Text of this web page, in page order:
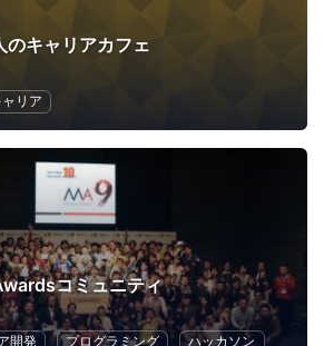
のキャリアカフェ
ャリア
コミュニティ
開発 プログラミング ハッカソン